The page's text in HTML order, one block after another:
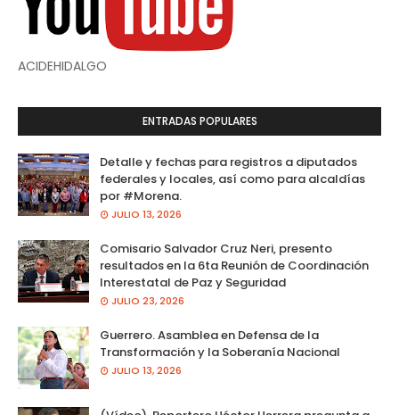
ACIDEHIDALGO
ENTRADAS POPULARES
Detalle y fechas para registros a diputados
federales y locales, así como para alcaldías
por #Morena.
JULIO 13, 2026
Comisario Salvador Cruz Neri, presento
resultados en la 6ta Reunión de Coordinación
Interestatal de Paz y Seguridad
JULIO 23, 2026
Guerrero. Asamblea en Defensa de la
Transformación y la Soberanía Nacional
JULIO 13, 2026